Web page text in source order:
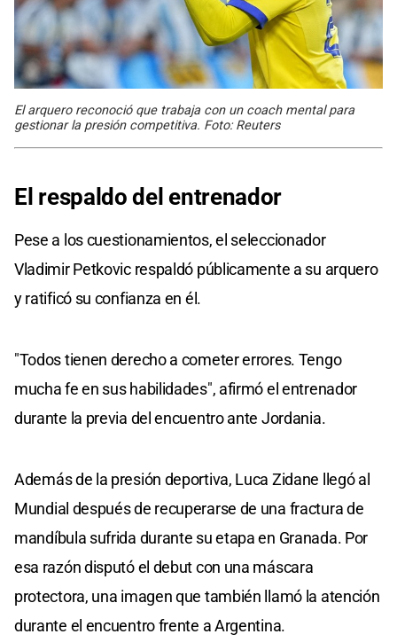
El arquero reconoció que trabaja con un coach mental para
gestionar la presión competitiva. Foto: Reuters
El respaldo del entrenador
Pese a los cuestionamientos, el seleccionador
Vladimir Petkovic respaldó públicamente a su arquero
y ratificó su confianza en él.
"Todos tienen derecho a cometer errores. Tengo
mucha fe en sus habilidades", afirmó el entrenador
durante la previa del encuentro ante Jordania.
Además de la presión deportiva, Luca Zidane llegó al
Mundial después de recuperarse de una fractura de
mandíbula sufrida durante su etapa en Granada. Por
esa razón disputó el debut con una máscara
protectora, una imagen que también llamó la atención
durante el encuentro frente a Argentina.